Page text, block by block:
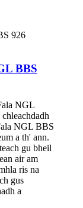
BBS
NGL
NGL BBS
a th' ann.
gu bheil
air am
ris na
gus
a